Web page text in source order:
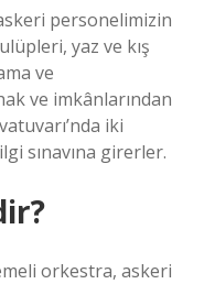
personelimizin
yaz ve kış
ve
ve imkânlarından
iki
sınavına girerler.
orkestra, askeri